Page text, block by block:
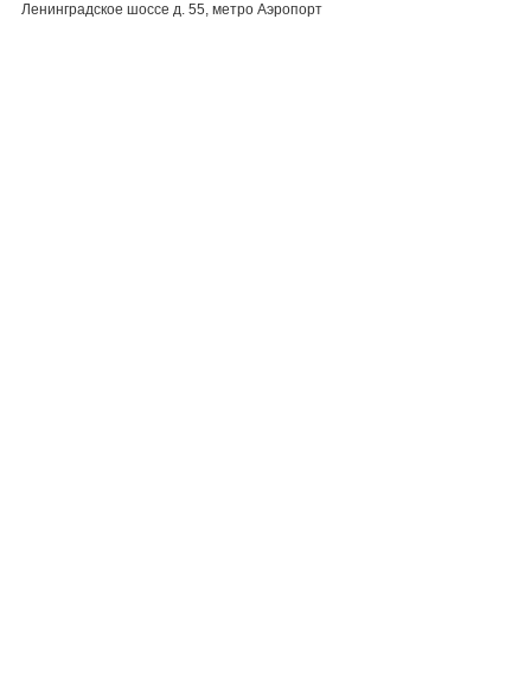
Ленинградское шоссе д. 55, метро Аэропорт